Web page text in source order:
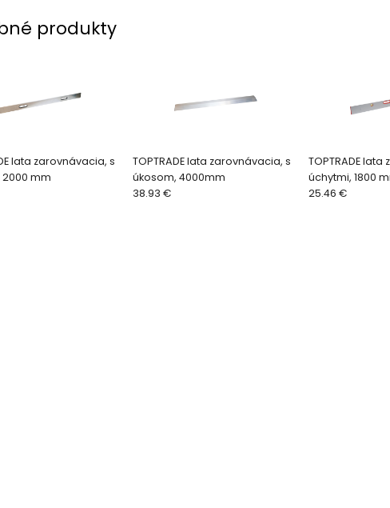
produkty
lata zarovnávacia, s
mm
TOPTRADE lata zarovnávacia, s
úkosom, 4000mm
38.93 €
TOPTRADE
úchytmi, 1800
25.46 €